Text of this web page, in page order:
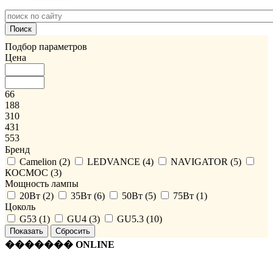
Подбор параметров
Цена
66
188
310
431
553
Бренд
Camelion (2) LEDVANCE (4) NAVIGATOR (5)
КОСМОС (3)
Мощность лампы
20Вт (2) 35Вт (6) 50Вт (5) 75Вт (1)
Цоколь
G53 (1) GU4 (3) GU5.3 (10)
������� ONLINE